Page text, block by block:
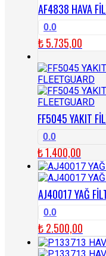
AF4838 HAVA
0.0
₺5.735,00
FF5045 YAKIT
0.0
₺1.400,00
AJ40017 YAĞ
0.0
₺2.500,00